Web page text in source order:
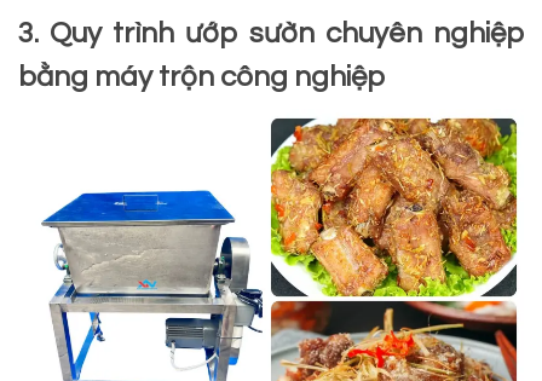
3. Quy trình ướp sườn chuyên nghiệp
bằng máy trộn công nghiệp